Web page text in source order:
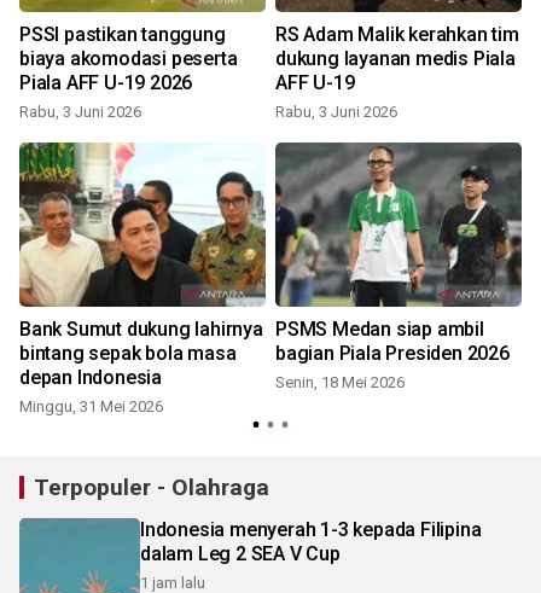
PSSI pastikan tanggung
biaya akomodasi peserta
Piala AFF U-19 2026
Rabu, 3 Juni 2026
RS Adam Malik kerahkan tim
dukung layanan medis Piala
AFF U-19
Rabu, 3 Juni 2026
Bank Sumut dukung lahirnya
bintang sepak bola masa
depan Indonesia
Minggu, 31 Mei 2026
PSMS Medan siap ambil
bagian Piala Presiden 2026
Senin, 18 Mei 2026
Terpopuler - Olahraga
Indonesia menyerah 1-3 kepada Filipina
dalam Leg 2 SEA V Cup
1 jam lalu